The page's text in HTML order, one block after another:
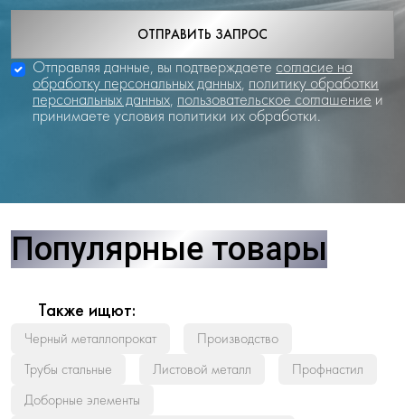
ОТПРАВИТЬ ЗАПРОС
Отправляя данные, вы подтверждаете согласие на
обработку персональных данных, политику обработки
персональных данных, пользовательское соглашение и
принимаете условия политики их обработки.
Популярные товары
Также ищют:
Черный металлопрокат
Производство
Трубы стальные
Листовой металл
Профнастил
Доборные элементы